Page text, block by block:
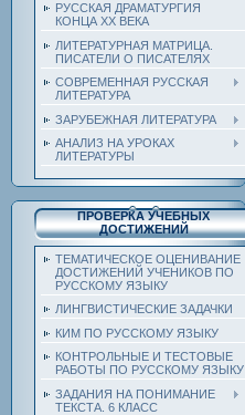
РУССКАЯ ДРАМАТУРГИЯ
КОНЦА ХХ ВЕКА
ЛИТЕРАТУРНАЯ МАТРИЦА.
ПИСАТЕЛИ О ПИСАТЕЛЯХ
СОВРЕМЕННАЯ РУССКАЯ
ЛИТЕРАТУРА
ЗАРУБЕЖНАЯ ЛИТЕРАТУРА
АНАЛИЗ НА УРОКАХ
ЛИТЕРАТУРЫ
ПРОВЕРКА УЧЕБНЫХ
ДОСТИЖЕНИЙ
ТЕМАТИЧЕСКОЕ ОЦЕНИВАНИЕ
ДОСТИЖЕНИЙ УЧЕНИКОВ ПО
РУССКОМУ ЯЗЫКУ
ЛИНГВИСТИЧЕСКИЕ ЗАДАЧКИ
КИМ ПО РУССКОМУ ЯЗЫКУ
КОНТРОЛЬНЫЕ И ТЕСТОВЫЕ
РАБОТЫ ПО РУССКОМУ ЯЗЫКУ
ЗАДАНИЯ НА ПОНИМАНИЕ
ТЕКСТА. 6 КЛАСС